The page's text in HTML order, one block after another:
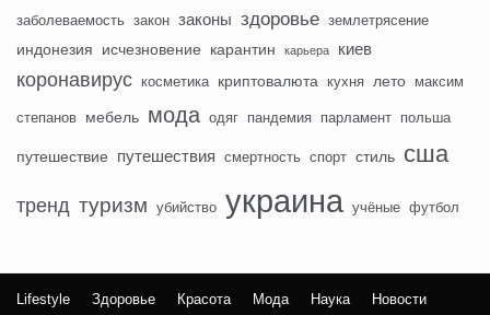
заболеваемость закон законы здоровье землетрясение
индонезия исчезновение карантин карьера киев
коронавирус косметика криптовалюта кухня лето максим
степанов мебель мода одяг пандемия парламент польша
путешествие путешествия смертность спорт стиль сша
тренд туризм убийство украина учёные футбол
Lifestyle Здоровье Красота Мода Наука Новости